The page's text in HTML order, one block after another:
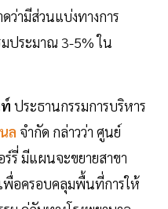
ว่ามีส่วนแบ่งทางการ
มประมาณ 3-5% ใน
ประธานกรรมการบริหาร
ล จำกัด กล่าวว่า ศูนย์
รี่ มีแผนจะขยายสาขา
พื่อครอบคลุมพื้นที่การให้